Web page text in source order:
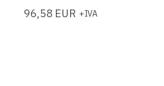
96,58 EUR +IVA